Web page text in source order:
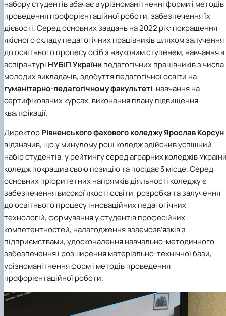
набору студентів вбачає в урізноманітненні форми і методів
проведення профорієнтаційної роботи, забезпечення їх
дієвості. Серед основних завдань на 2022 рік: покращення
якісного складу педагогічних працівників шляхом залучення
до освітнього процесу осіб з науковим ступенем, навчання в
аспірантурі НУБіП України педагогічних працівників з числа
молодих викладачів, здобуття педагогічної освіти на
гуманітарно-педагогічному факультеті, навчання на
сертифікованих курсах, виконання плану підвищення
кваліфікації.
ДиректорРівненського фахового коледжуЯрослав Корсун
відзначив, що у минулому році коледж здійснив успішний
набір студентів, у рейтингу серед аграрних коледжів
коледж покращив свою позицію та посідає 3 місце. Серед
основних пріоритетних напрямків діяльності коледжу є
забезпечення високої якості освіти, розробка та залучення
до освітнього процесу інноваційних педагогічних
технологій, формування у студентів професійних
компетентностей, налагодження взаємозв’язків з
підприємствами, удосконалення навчально-методичного
забезпечення і розширення матеріально-технічної бази,
урізноманітнення форм і методів проведення
профорієнтаційної роботи.